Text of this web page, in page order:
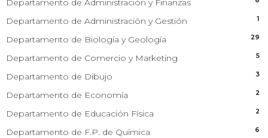
Departamento de Administración y Gestión 1
Departamento de Biología y Geología 29
Departamento de Comercio y Marketing 5
Departamento de Dibujo 3
Departamento de Economía 2
Departamento de Educación Física 2
Departamento de F.P. de Química 6